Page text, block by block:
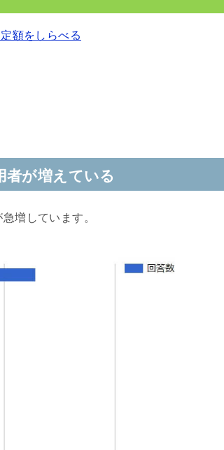
額をしらべる
者が増えている
増しています。